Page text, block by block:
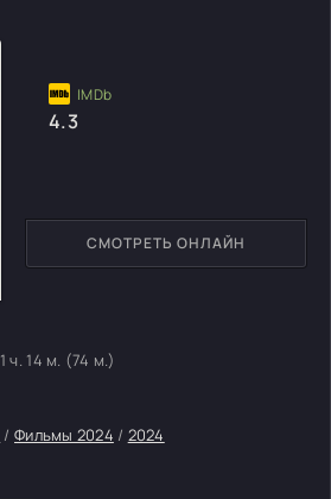
1 ч. 14 м. (74 м.)
/Фильмы 2024 / 2024
СМОТРЕТЬ ОНЛАЙН
4.3